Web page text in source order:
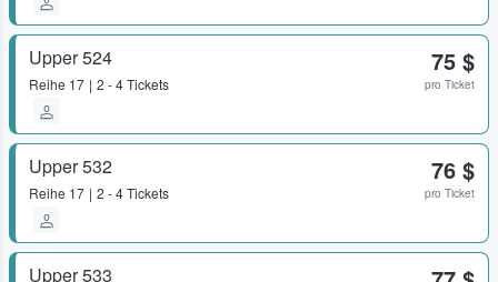
Upper 524
Reihe 17 2 - 4 Tickets
75 $
pro Ticket
Upper 532
Reihe 17 2 - 4 Tickets
76 $
pro Ticket
Upper 533